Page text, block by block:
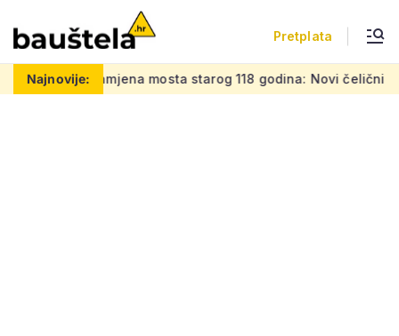
Pretplata
Najnovije:
mosta starog 118 godina: Novi čelični poluluk lebdi nad